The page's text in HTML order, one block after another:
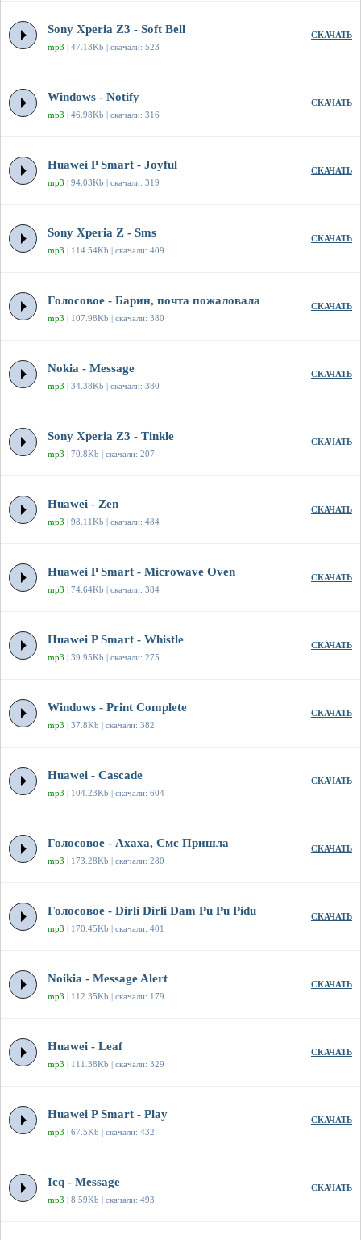
Sony Xperia Z3 - Soft Bell
mp3 | 47.13Kb | скачали: 523
СКАЧАТЬ
Windows - Notify
mp3 | 46.98Kb | скачали: 316
СКАЧАТЬ
Huawei P Smart - Joyful
mp3 | 94.03Kb | скачали: 319
СКАЧАТЬ
Sony Xperia Z - Sms
mp3 | 114.54Kb | скачали: 409
СКАЧАТЬ
Голосовое - Барин, почта пожаловала
mp3 | 107.98Kb | скачали: 380
СКАЧАТЬ
Nokia - Message
mp3 | 34.38Kb | скачали: 380
СКАЧАТЬ
Sony Xperia Z3 - Tinkle
mp3 | 70.8Kb | скачали: 207
СКАЧАТЬ
Huawei - Zen
mp3 | 98.11Kb | скачали: 484
СКАЧАТЬ
Huawei P Smart - Microwave Oven
mp3 | 74.64Kb | скачали: 384
СКАЧАТЬ
Huawei P Smart - Whistle
mp3 | 39.95Kb | скачали: 275
СКАЧАТЬ
Windows - Print Complete
mp3 | 37.8Kb | скачали: 382
СКАЧАТЬ
Huawei - Cascade
mp3 | 104.23Kb | скачали: 604
СКАЧАТЬ
Голосовое - Ахаха, Смс Пришла
mp3 | 173.28Kb | скачали: 280
СКАЧАТЬ
Голосовое - Dirli Dirli Dam Pu Pu Pidu
mp3 | 170.45Kb | скачали: 401
СКАЧАТЬ
Noikia - Message Alert
mp3 | 112.35Kb | скачали: 179
СКАЧАТЬ
Huawei - Leaf
mp3 | 111.38Kb | скачали: 329
СКАЧАТЬ
Huawei P Smart - Play
mp3 | 67.5Kb | скачали: 432
СКАЧАТЬ
Icq - Message
mp3 | 8.59Kb | скачали: 493
СКАЧАТЬ